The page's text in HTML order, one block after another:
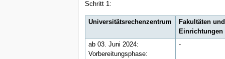
Schritt 1:
Universitätsrechenzentrum
Fakultäten und
Einrichtungen
ab 03. Juni 2024:
Vorbereitungsphase:
-